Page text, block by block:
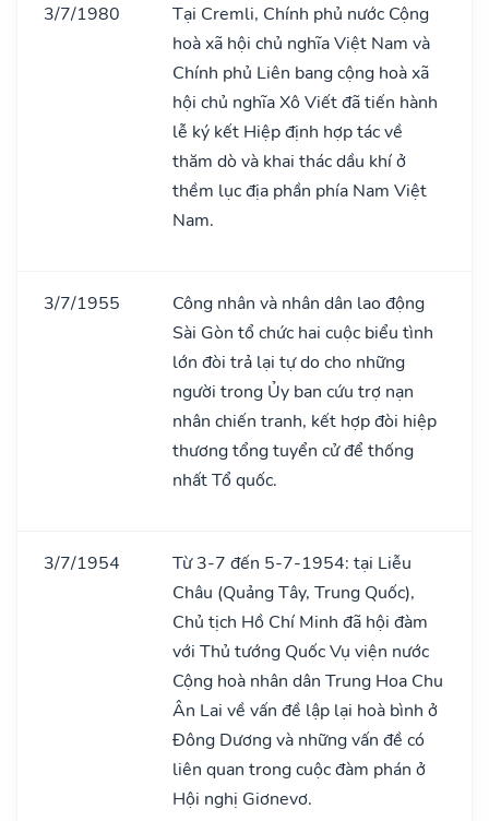
3/7/1980
Tại Cremli, Chính phủ nước Cộng
hoà xã hội chủ nghĩa Việt Nam và
Chính phủ Liên bang cộng hoà xã
hội chủ nghĩa Xô Viết đã tiến hành
lễ ký kết Hiệp định hợp tác về
thăm dò và khai thác dầu khí ở
thềm lục địa phần phía Nam Việt
Nam.
3/7/1955
Công nhân và nhân dân lao động
Sài Gòn tổ chức hai cuộc biểu tình
lớn đòi trả lại tự do cho những
người trong Ủy ban cứu trợ nạn
nhân chiến tranh, kết hợp đòi hiệp
thương tổng tuyển cử để thống
nhất Tổ quốc.
3/7/1954
Từ 3-7 đến 5-7-1954: tại Liễu
Châu (Quảng Tây, Trung Quốc),
Chủ tịch Hồ Chí Minh đã hội đàm
với Thủ tướng Quốc Vụ viện nước
Cộng hoà nhân dân Trung Hoa Chu
Ân Lai về vấn đề lập lại hoà bình ở
Đông Dương và những vấn đề có
liên quan trong cuộc đàm phán ở
Hội nghị Giơnevơ.